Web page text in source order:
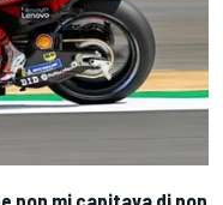
non mi capitava di non